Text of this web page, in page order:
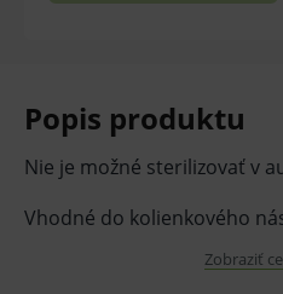
Popis produktu
Nie je možné sterilizovať v
Vhodné do kolienkového
Zobraziť